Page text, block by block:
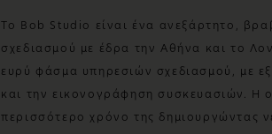
Το Bob Studio είναι ένα ανεξάρτητο,
σχεδιασμού με έδρα την Αθήνα και το
ευρύ φάσμα υπηρεσιών σχεδιασμού, με
και την εικονογράφηση συσκευασιών. Η
περισσότερο χρόνο της δημιουργώντας